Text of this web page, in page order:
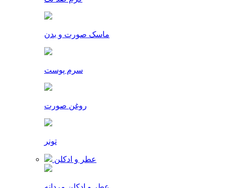
ماسک صورت و بدن
سرم پوست
روغن صورت
تونر
عطر و ادکلن